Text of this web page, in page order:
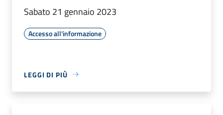
Sabato 21 gennaio 2023
Accesso all'informazione
LEGGI DI PIÙ